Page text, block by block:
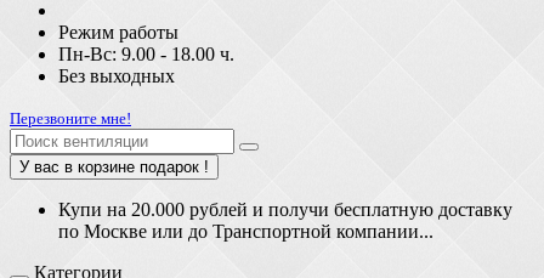
Режим работы
Пн-Вс: 9.00 - 18.00 ч.
Без выходных
Перезвоните мне!
У вас в корзине подарок !
Купи на 20.000 рублей и получи бесплатную доставку
по Москве или до Транспортной компании...
Категории